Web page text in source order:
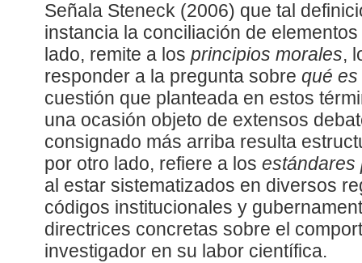
Señala Steneck (2006) que tal
instancia la conciliación de
lado, remite a los principios morales,
responder a la pregunta sobre qué
cuestión que planteada en estos
una ocasión objeto de extensos
consignado más arriba resulta
por otro lado, refiere a los estándares
al estar sistematizados en diversos
códigos institucionales y
directrices concretas sobre el
investigador en su labor científica.